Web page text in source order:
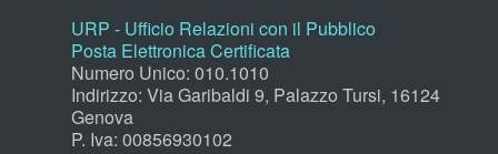
URP - Ufficio Relazioni con il Pubblico
Posta Elettronica Certificata
Numero Unico: 010.1010
Indirizzo: Via Garibaldi 9, Palazzo Tursi, 16124
Genova
P. Iva: 00856930102